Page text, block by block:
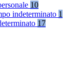
10
indeterminato 1
17